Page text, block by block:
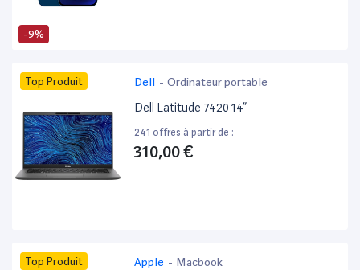
-9%
Top Produit Dell - Ordinateur portable
Dell Latitude 7420 14”
241 offres à partir de :
310,00 €
Top Produit Apple - Macbook